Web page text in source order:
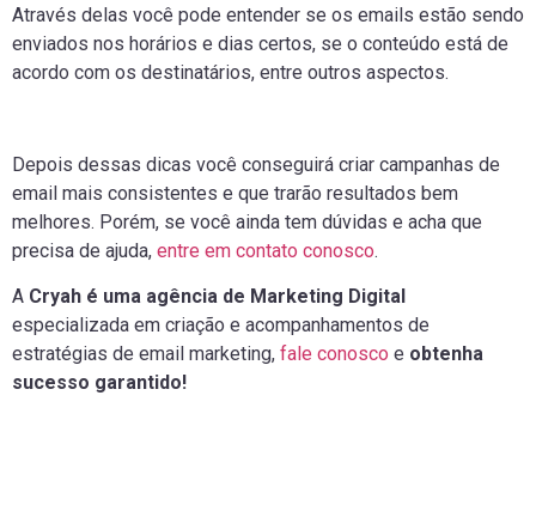
Através delas você pode entender se os emails estão sendo
enviados nos horários e dias certos, se o conteúdo está de
acordo com os destinatários, entre outros aspectos.
Depois dessas dicas você conseguirá criar campanhas de
email mais consistentes e que trarão resultados bem
melhores. Porém, se você ainda tem dúvidas e acha que
precisa de ajuda, entre em contato conosco.
A Cryah é uma agência de Marketing Digital
especializada em criação e acompanhamentos de
estratégias de email marketing, fale conosco e obtenha
sucesso garantido!